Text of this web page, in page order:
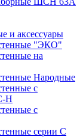
и аксессуары
"ЭКО"
на
Народные
с
Н
с
серии С